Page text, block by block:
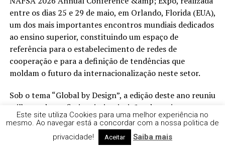
entre os dias 25 e 29 de maio, em Orlando, Florida (EUA),
um dos mais importantes encontros mundiais dedicados
ao ensino superior, constituindo um espaço de
referência para o estabelecimento de redes de
cooperação e para a definição de tendências que
moldam o futuro da internacionalização neste setor.
Sob o tema “Global by Design”, a edição deste ano reuniu
milhares de profissionais, instituições de ensino
superior, organizações e parceiros de mais de 100
países, promovendo a cooperação internacional e a
partilha de boas práticas.
Este site utiliza Cookies para uma melhor experiência no
mesmo. Ao navegar está a concordar com a nossa politica de
privacidade!
Aceitar Saiba mais